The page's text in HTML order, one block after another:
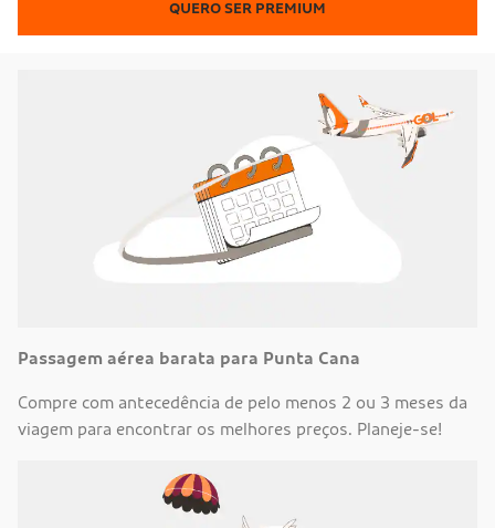
QUERO SER PREMIUM
Passagem aérea barata para Punta Cana
Compre com antecedência de pelo menos 2 ou 3 meses da
viagem para encontrar os melhores preços. Planeje-se!